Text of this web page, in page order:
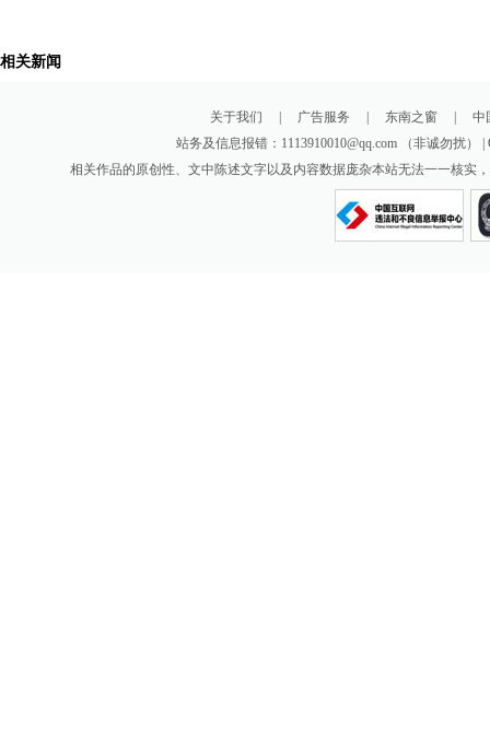
相关新闻
关于我们 广告服务 东南之窗
中
站务及信息报错：1113910010@qq.com （非诚勿扰
相关作品的原创性、文中陈述文字以及内容数据庞杂本站无法一一核实